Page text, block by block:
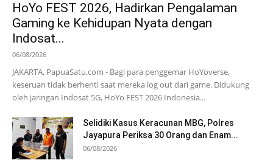
HoYo FEST 2026, Hadirkan Pengalaman
Gaming ke Kehidupan Nyata dengan
Indosat...
06/08/2026
JAKARTA, PapuaSatu.com - Bagi para penggemar HoYoverse,
keseruan tidak berhenti saat mereka log out dari game. Didukung
oleh jaringan Indosat 5G, HoYo FEST 2026 Indonesia...
Selidiki Kasus Keracunan MBG, Polres
Jayapura Periksa 30 Orang dan Enam...
06/08/2026